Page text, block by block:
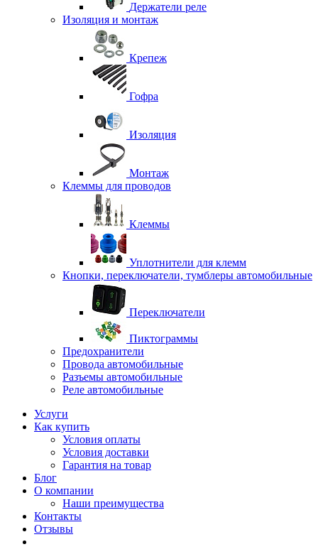
Держатели реле
Изоляция и монтаж
Крепеж
Гофра
Изоляция
Монтаж
Клеммы для проводов
Клеммы
Уплотнители для клемм
Кнопки, переключатели, тумблеры автомобильные
Переключатели
Пиктограммы
Предохранители
Провода автомобильные
Разъемы автомобильные
Реле автомобильные
Услуги
Как купить
Условия оплаты
Условия доставки
Гарантия на товар
Блог
О компании
Наши преимущества
Контакты
Отзывы